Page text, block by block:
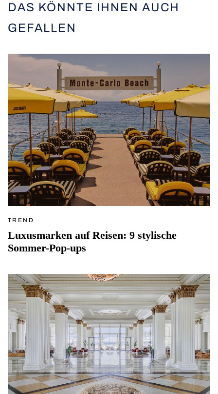
DAS KÖNNTE IHNEN AUCH
GEFALLEN
TREND
Luxusmarken auf Reisen: 9 stylische
Sommer-Pop-ups